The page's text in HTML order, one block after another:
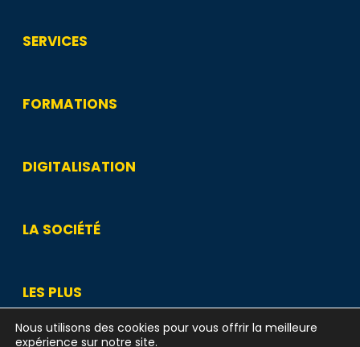
SERVICES
FORMATIONS
DIGITALISATION
LA SOCIÉTÉ
LES PLUS
Nous utilisons des cookies pour vous offrir la meilleure
expérience sur notre site.